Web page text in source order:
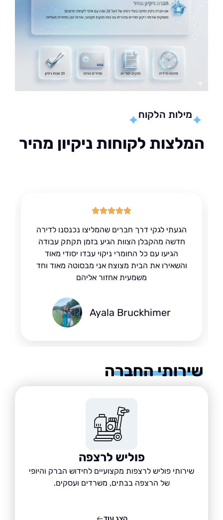
מילות הלקוח
לקוחות ניקיון מהיר
הגעתי לגקי דרך חברים שהמליצו נכנסנו לדירה
חדשה מהקבלן הצוות הגיע בזמן תקתק עבודה
הגיעו עם כל החומרי ניקוי עבדו יסודי מאוד
והשאירו את הבית מצוצח אני מבסוטה מאוד וחד
משמעית אחזור אליהם
Ayala Bruckhimer
החברה
פוליש לרצפה
שירותי פוליש לרצפות מקצועיים לחידוש הברק והיופי
של הרצפה בבתים, משרדים ועסקים.